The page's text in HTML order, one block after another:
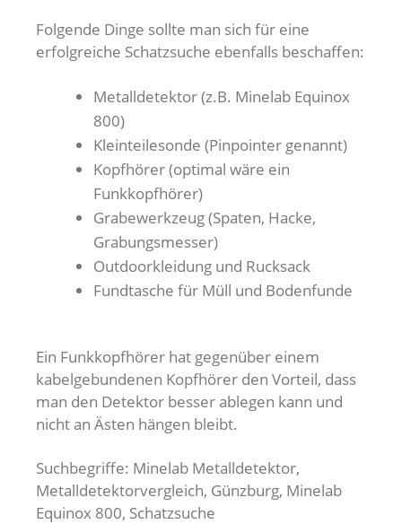
Folgende Dinge sollte man sich für eine
erfolgreiche Schatzsuche ebenfalls beschaffen:
Metalldetektor (z.B. Minelab Equinox
800)
Kleinteilesonde (Pinpointer genannt)
Kopfhörer (optimal wäre ein
Funkkopfhörer)
Grabewerkzeug (Spaten, Hacke,
Grabungsmesser)
Outdoorkleidung und Rucksack
Fundtasche für Müll und Bodenfunde
Ein Funkkopfhörer hat gegenüber einem
kabelgebundenen Kopfhörer den Vorteil, dass
man den Detektor besser ablegen kann und
nicht an Ästen hängen bleibt.
Suchbegriffe: Minelab Metalldetektor,
Metalldetektorvergleich, Günzburg, Minelab
Equinox 800, Schatzsuche